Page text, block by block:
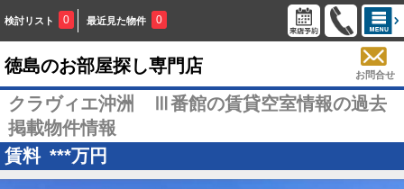
検討リスト 0 最近見た物件 0
徳島のお部屋探し専門店 お問合せ
クラヴィエ沖洲 Ⅲ番館の賃貸空室情報の過去
掲載物件情報
賃料 ***万円